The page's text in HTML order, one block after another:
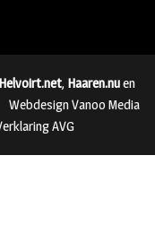
Helvoirt.net, Haaren.nuen
Webdesign Vanoo Media
AVG